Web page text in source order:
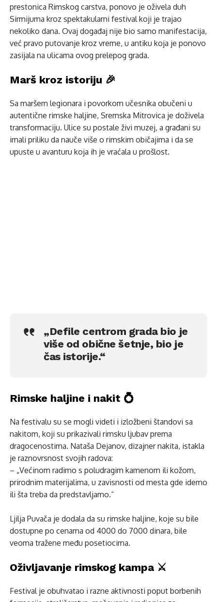
prestonica Rimskog carstva, ponovo je oživela duh
Sirmijuma kroz spektakularni festival koji je trajao
nekoliko dana. Ovaj događaj nije bio samo manifestacija,
već pravo putovanje kroz vreme, u antiku koja je ponovo
zasijala na ulicama ovog prelepog grada.
Marš kroz istoriju 🎉
Sa maršem legionara i povorkom učesnika obučeni u
autentične rimske haljine, Sremska Mitrovica je doživela
transformaciju. Ulice su postale živi muzej, a građani su
imali priliku da nauče više o rimskim običajima i da se
upuste u avanturu koja ih je vraćala u prošlost.
„Defile centrom grada bio je
više od obične šetnje, bio je
čas istorije.“
Rimske haljine i nakit 💍
Na festivalu su se mogli videti i izložbeni štandovi sa
nakitom, koji su prikazivali rimsku ljubav prema
dragocenostima. Nataša Dejanov, dizajner nakita, istakla
je raznovrsnost svojih radova:
– „Većinom radimo s poludragim kamenom ili kožom,
prirodnim materijalima, u zavisnosti od mesta gde idemo
ili šta treba da predstavljamo.“
Ljilja Puvača je dodala da su rimske haljine, koje su bile
dostupne po cenama od 4000 do 7000 dinara, bile
veoma tražene među posetiocima.
Oživljavanje rimskog kampa ⚔️
Festival je obuhvatao i razne aktivnosti poput borbenih